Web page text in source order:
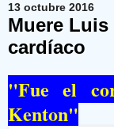
13 octubre 2016
Muere
cardíaco
"Fue el
Kenton"